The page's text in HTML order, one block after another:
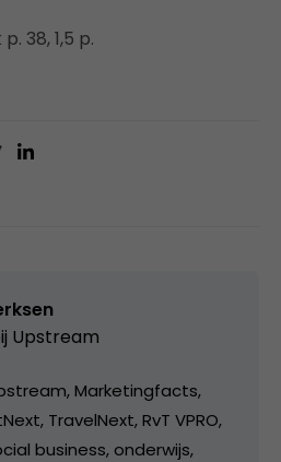
38, 1,5 p.
Upstream
Marketingfacts,
TravelNext, RvT VPRO,
business, onderwijs,